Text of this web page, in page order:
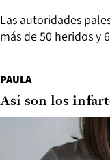
Las autoridades
más de 50 heridos y
PAULA
Así son los